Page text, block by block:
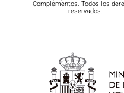
Complementos. Todos los
reservados.